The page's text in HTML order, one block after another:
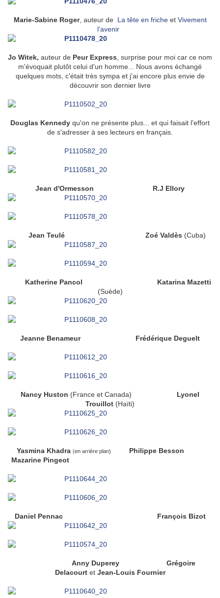
Marie-Sabine Roger, auteur de La tête en friche et Vivement
l’avenir
Jo Witek, auteur de Peur Express , surprise pour moi car ce nom
m'évoquait plutôt celui d'un homme... Nous avons échangé
quelques mots, c'était très sympa et j'ai encore plus envie de
découvrir son dernier livre
Douglas Kennedy qu'on ne présente plus... et qui faisait l'effort
de s'adresser à ses lecteurs en français.
Jean d'Ormesson R.J Ellory
Jean Teulé Zoé Valdès (Cuba)
Katherine Pancol
Katarina Mazetti
(Suède)
Jeanne Benameur Frédérique Deguelt
Nancy Huston (France et Canada) Lyonel
Trouillot (Haïti)
Yasmina Khadra (en arrière plan)
Philippe Besson
Mazarine Pingeot
Daniel Pennac François Bizot
Anny Duperey Grégoire
Delacourt etJean-Louis Fournier